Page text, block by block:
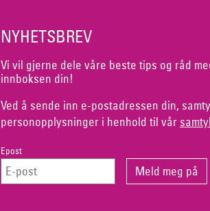
NYHETSBREV
Vi vil gjerne dele våre beste tips og råd
innboksen din!
Ved å sende inn e-postadressen din,
personopplysninger i henhold til vår
Epost